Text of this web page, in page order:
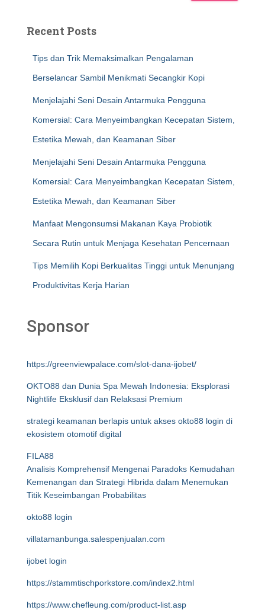
Recent Posts
Tips dan Trik Memaksimalkan Pengalaman
Berselancar Sambil Menikmati Secangkir Kopi
Menjelajahi Seni Desain Antarmuka Pengguna
Komersial: Cara Menyeimbangkan Kecepatan Sistem,
Estetika Mewah, dan Keamanan Siber
Menjelajahi Seni Desain Antarmuka Pengguna
Komersial: Cara Menyeimbangkan Kecepatan Sistem,
Estetika Mewah, dan Keamanan Siber
Manfaat Mengonsumsi Makanan Kaya Probiotik
Secara Rutin untuk Menjaga Kesehatan Pencernaan
Tips Memilih Kopi Berkualitas Tinggi untuk Menunjang
Produktivitas Kerja Harian
Sponsor
https://greenviewpalace.com/slot-dana-ijobet/
OKTO88 dan Dunia Spa Mewah Indonesia: Eksplorasi
Nightlife Eksklusif dan Relaksasi Premium
strategi keamanan berlapis untuk akses okto88 login di
ekosistem otomotif digital
FILA88
Analisis Komprehensif Mengenai Paradoks Kemudahan
Kemenangan dan Strategi Hibrida dalam Menemukan
Titik Keseimbangan Probabilitas
okto88 login
villatamanbunga.salespenjualan.com
ijobet login
https://stammtischporkstore.com/index2.html
https://www.chefleung.com/product-list.asp